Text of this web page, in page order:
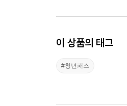
이 상품의 태그
#청년패스